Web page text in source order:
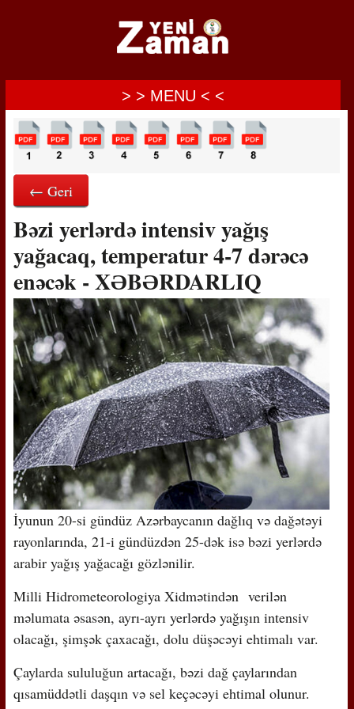
> > MENU < <
← Geri
Bəzi yerlərdə intensiv yağış
yağacaq, temperatur 4-7 dərəcə
enəcək - XƏBƏRDARLIQ
İyunun 20-si gündüz Azərbaycanın dağlıq və dağətəyi
rayonlarında, 21-i gündüzdən 25-dək isə bəzi yerlərdə
arabir yağış yağacağı gözlənilir.
Milli Hidrometeorologiya Xidmətindən verilən
məlumata əsasən, ayrı-ayrı yerlərdə yağışın intensiv
olacağı, şimşək çaxacağı, dolu düşəcəyi ehtimalı var.
Çaylarda sululuğun artacağı, bəzi dağ çaylarından
qısamüddətli daşqın və sel keçəcəyi ehtimal olunur.